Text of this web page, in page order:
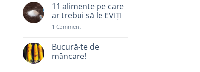
11 alimente pe care
ar trebui să le EVIȚI
1 Comment
Bucură-te de
mâncare!